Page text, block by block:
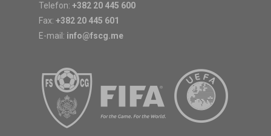
Telefon: +382 20 445 600
Fax: +382 20 445 601
E-mail: info@fscg.me